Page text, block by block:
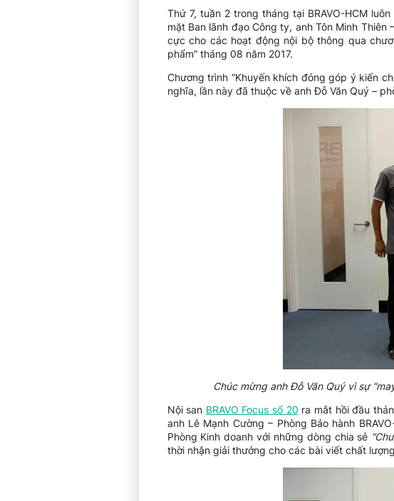
Thứ 7, tuần 2 trong tháng tại BRAVO-HCM
mặt Ban lãnh đạo Công ty, anh Tôn Minh
cực cho các hoạt động nội bộ thông qua
phẩm” tháng 08 năm 2017.
Chương trình “Khuyến khích đóng góp ý kiến
nghĩa, lần này đã thuộc về anh Đỗ Văn Quý –
Chúc mừng anh Đỗ Văn Quý vì sự
Nội san BRAVO Focus số 20 ra mắt hồi đầu
anh Lê Mạnh Cường – Phòng Bảo hành
Phòng Kinh doanh với những dòng chia sẻ
thời nhận giải thưởng cho các bài viết chất